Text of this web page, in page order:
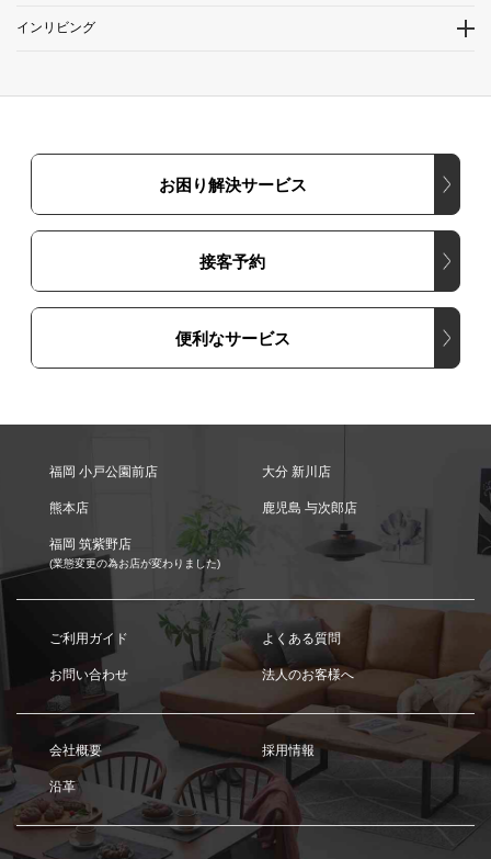
インリビング
お困り解決サービス
接客予約
便利なサービス
福岡 小戸公園前店 大分 新川店
熊本店 鹿児島 与次郎店
福岡 筑紫野店
(業態変更の為お店が変わりました)
ご利用ガイド よくある質問
お問い合わせ 法人のお客様へ
会社概要 採用情報
沿革